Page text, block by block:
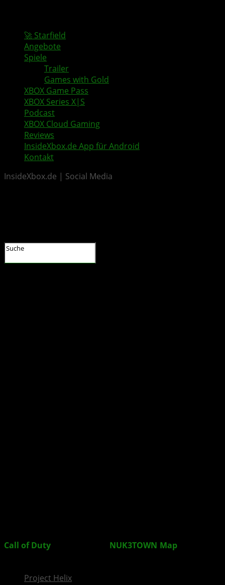
🚀 Starfield
Angebote
Spiele
Trailer
Games with Gold
XBOX Game Pass
XBOX Series X|S
Podcast
XBOX Cloud Gaming
Reviews
InsideXbox.de App für Android
Kontakt
InsideXbox.de | Social Media
Call of Duty NUK3TOWN Map
Project Helix